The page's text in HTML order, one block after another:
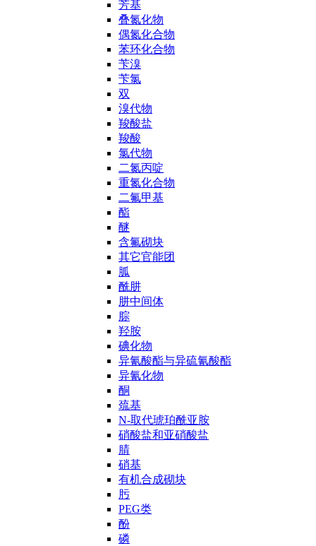
芳基
叠氮化物
偶氮化合物
苯环化合物
苄溴
苄氯
双
溴代物
羧酸盐
羧酸
氯代物
二氮丙啶
重氮化合物
二氟甲基
酯
醚
含氟砌块
其它官能团
胍
酰肼
肼中间体
腙
羟胺
碘化物
异氰酸酯与异硫氰酸酯
异氰化物
酮
巯基
N-取代琥珀酰亚胺
硝酸盐和亚硝酸盐
腈
硝基
有机合成砌块
肟
PEG类
酚
磷